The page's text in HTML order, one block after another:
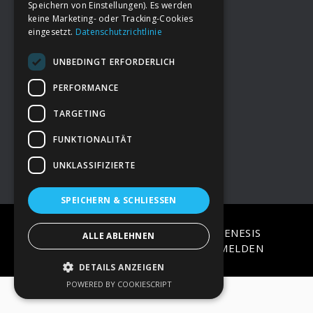
FooterDeine Spende
→ Impressum
→Kontakt zum PAO Team
COPYRIGHT © 2026 · ON
GENESIS
FRAMEWORK·WORDPRESS·ANMELDEN
Speichern von Einstellungen). Es werden
keine Marketing- oder Tracking-Cookies
eingesetzt. Datenschutzrichtlinie
UNBEDINGT ERFORDERLICH
PERFORMANCE
TARGETING
FUNKTIONALITÄT
UNKLASSIFIZIERTE
SPEICHERN & SCHLIESSEN
ALLE ABLEHNEN
DETAILS ANZEIGEN
POWERED BY COOKIESCRIPT